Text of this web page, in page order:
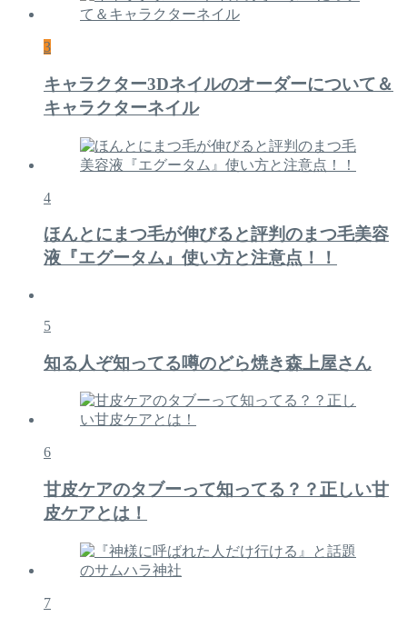
3
キャラクター3Dネイルのオーダーについて＆
キャラクターネイル
4
ほんとにまつ毛が伸びると評判のまつ毛美容
液『エグータム』使い方と注意点！！
5
知る人ぞ知ってる噂のどら焼き森上屋さん
6
甘皮ケアのタブーって知ってる？？正しい甘
皮ケアとは！
7